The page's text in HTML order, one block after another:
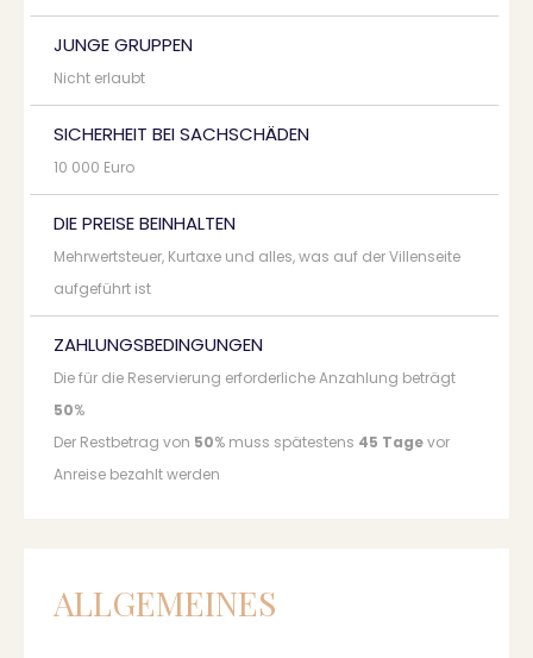
JUNGE GRUPPEN
Nicht erlaubt
SICHERHEIT BEI SACHSCHÄDEN
10 000 Euro
DIE PREISE BEINHALTEN
Mehrwertsteuer, Kurtaxe und alles, was auf der Villenseite
aufgeführt ist
ZAHLUNGSBEDINGUNGEN
Die für die Reservierung erforderliche Anzahlung beträgt
50%
Der Restbetrag von 50% muss spätestens 45 Tagevor
Anreise bezahlt werden
ALLGEMEINES